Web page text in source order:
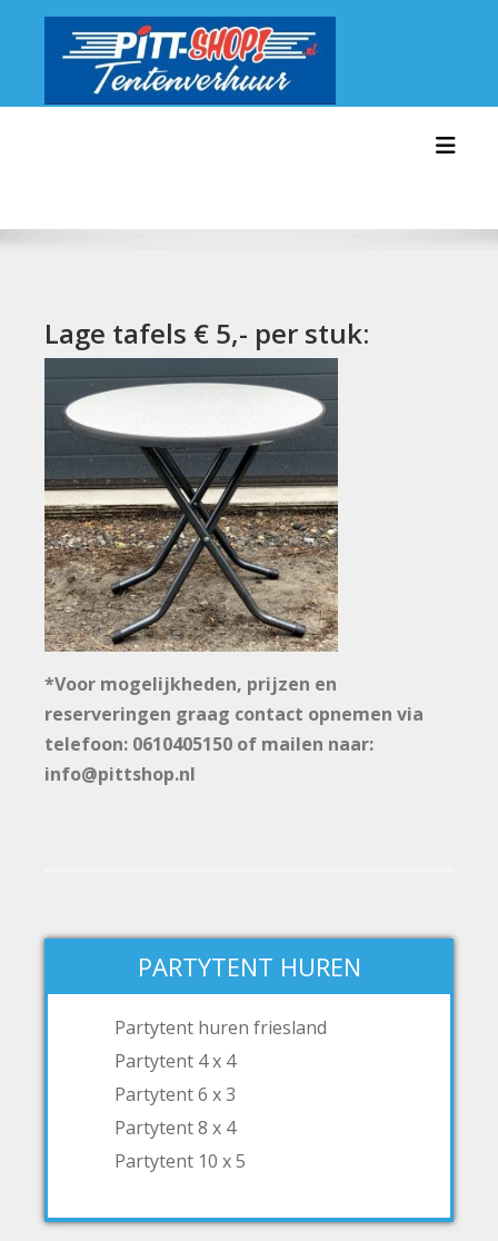
Lage tafels € 5,- per stuk:
*Voor mogelijkheden, prijzen en
reserveringen graag contact opnemen via
telefoon: 0610405150 of mailen naar:
info@pittshop.nl
PARTYTENT HUREN
Partytent huren friesland
Partytent 4 x 4
Partytent 6 x 3
Partytent 8 x 4
Partytent 10 x 5